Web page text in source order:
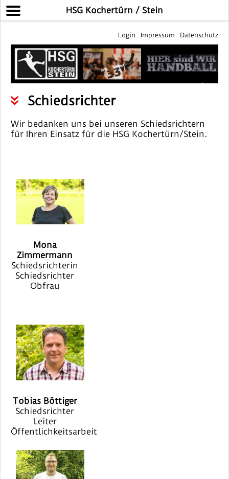
HSG Kochertürn / Stein
Login Impressum Datenschutz
Schiedsrichter
Wir bedanken uns bei unseren Schiedsrichtern
für Ihren Einsatz für die HSG Kochertürn/Stein.
Mona
Zimmermann
Schiedsrichterin
Schiedsrichter
Obfrau
Tobias Böttiger
Schiedsrichter
Leiter
Öffentlichkeitsarbeit